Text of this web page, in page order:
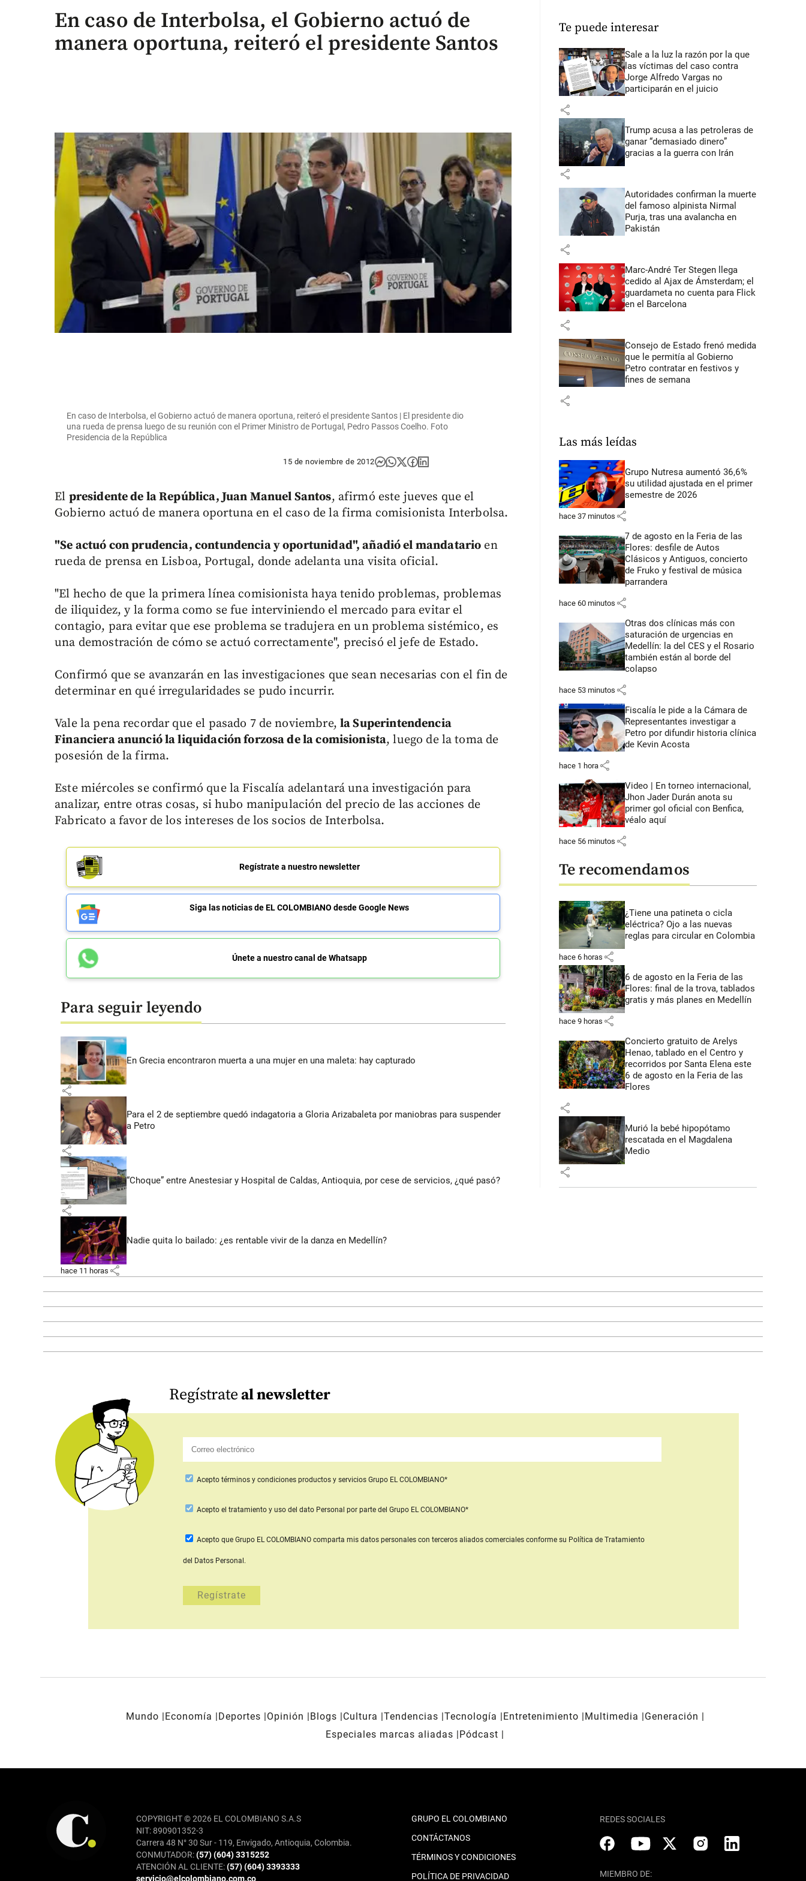
En caso de Interbolsa, el Gobierno actuó de
manera oportuna, reiteró el presidente Santos
En caso de Interbolsa, el Gobierno actuó de manera oportuna, reiteró el presidente Santos | El presidente dio
una rueda de prensa luego de su reunión con el Primer Ministro de Portugal, Pedro Passos Coelho. Foto
Presidencia de la República
15 de noviembre de 2012
El presidente de la República, Juan Manuel Santos, afirmó este jueves que el
Gobierno actuó de manera oportuna en el caso de la firma comisionista Interbolsa.
"Se actuó con prudencia, contundencia y oportunidad", añadió el mandatario en
rueda de prensa en Lisboa, Portugal, donde adelanta una visita oficial.
"El hecho de que la primera línea comisionista haya tenido problemas, problemas
de iliquidez, y la forma como se fue interviniendo el mercado para evitar el
contagio, para evitar que ese problema se tradujera en un problema sistémico, es
una demostración de cómo se actuó correctamente", precisó el jefe de Estado.
Confirmó que se avanzarán en las investigaciones que sean necesarias con el fin de
determinar en qué irregularidades se pudo incurrir.
Vale la pena recordar que el pasado 7 de noviembre, la Superintendencia
Financiera anunció la liquidación forzosa de la comisionista, luego de la toma de
posesión de la firma.
Este miércoles se confirmó que la Fiscalía adelantará una investigación para
analizar, entre otras cosas, si hubo manipulación del precio de las acciones de
Fabricato a favor de los intereses de los socios de Interbolsa.
Regístrate a nuestro newsletter
Siga las noticias de EL COLOMBIANO desde Google News
Únete a nuestro canal de Whatsapp
Para seguir leyendo
En Grecia encontraron muerta a una mujer en una maleta: hay capturado
share
Para el 2 de septiembre quedó indagatoria a Gloria Arizabaleta por maniobras para suspender
a Petro
share
“Choque” entre Anestesiar y Hospital de Caldas, Antioquia, por cese de servicios, ¿qué pasó?
share
Nadie quita lo bailado: ¿es rentable vivir de la danza en Medellín?
hace 11 horas share
Te puede interesar
Sale a la luz la razón por la que
las víctimas del caso contra
Jorge Alfredo Vargas no
participarán en el juicio
share
Trump acusa a las petroleras de
ganar “demasiado dinero”
gracias a la guerra con Irán
share
Autoridades confirman la muerte
del famoso alpinista Nirmal
Purja, tras una avalancha en
Pakistán
share
Marc-André Ter Stegen llega
cedido al Ajax de Ámsterdam; el
guardameta no cuenta para Flick
en el Barcelona
share
Consejo de Estado frenó medida
que le permitía al Gobierno
Petro contratar en festivos y
fines de semana
share
Las más leídas
Grupo Nutresa aumentó 36,6%
su utilidad ajustada en el primer
semestre de 2026
hace 37 minutos share
7 de agosto en la Feria de las
Flores: desfile de Autos
Clásicos y Antiguos, concierto
de Fruko y festival de música
parrandera
hace 60 minutos share
Otras dos clínicas más con
saturación de urgencias en
Medellín: la del CES y el Rosario
también están al borde del
colapso
hace 53 minutos share
Fiscalía le pide a la Cámara de
Representantes investigar a
Petro por difundir historia clínica
de Kevin Acosta
hace 1 hora share
Video | En torneo internacional,
Jhon Jader Durán anota su
primer gol oficial con Benfica,
véalo aquí
hace 56 minutos share
Te recomendamos
¿Tiene una patineta o cicla
eléctrica? Ojo a las nuevas
reglas para circular en Colombia
hace 6 horas share
6 de agosto en la Feria de las
Flores: final de la trova, tablados
gratis y más planes en Medellín
hace 9 horas share
Concierto gratuito de Arelys
Henao, tablado en el Centro y
recorridos por Santa Elena este
6 de agosto en la Feria de las
Flores
share
Murió la bebé hipopótamo
rescatada en el Magdalena
Medio
share
Regístrateal newsletter
Acepto términos y condiciones productos y servicios Grupo EL COLOMBIANO*
Aceptoel tratamiento y uso del dato Personal por parte del Grupo EL COLOMBIANO*
Acepto que Grupo EL COLOMBIANO comparta mis datos personales con terceros aliados comercialesconforme su Política de Tratamiento
del Datos Personal.
Mundo Economía Deportes Opinión Blogs Cultura Tendencias Tecnología Entretenimiento Multimedia
Generación
Especiales marcas aliadas
Pódcast
COPYRIGHT © 2026 EL COLOMBIANO S.A.S
NIT: 890901352-3
Carrera 48 N° 30 Sur - 119, Envigado, Antioquia, Colombia.
CONMUTADOR:(57) (604) 3315252
ATENCIÓN AL CLIENTE:(57) (604) 3393333
servicio@elcolombiano.com.co
GRUPO EL COLOMBIANO
CONTÁCTANOS
TÉRMINOS Y CONDICIONES
POLÍTICA DE PRIVACIDAD
REDES SOCIALES
MIEMBRO DE: